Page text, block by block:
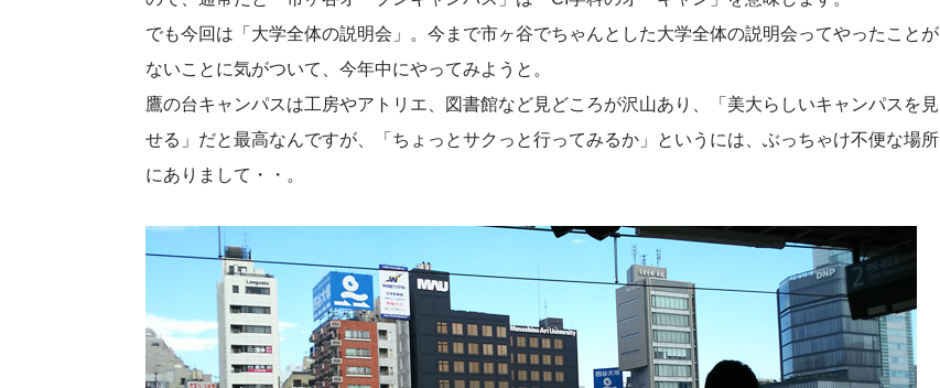
でも今回は「大学全体の説明会」。今まで市ヶ谷でちゃんとした大学全体の説明会ってやったことが
ないことに気がついて、今年中にやってみようと。
鷹の台キャンパスは工房やアトリエ、図書館など見どころが沢山あり、「美大らしいキャンパスを見
せる」だと最高なんですが、「ちょっとサクっと行ってみるか」というには、ぶっちゃけ不便な場所
にありまして・・。